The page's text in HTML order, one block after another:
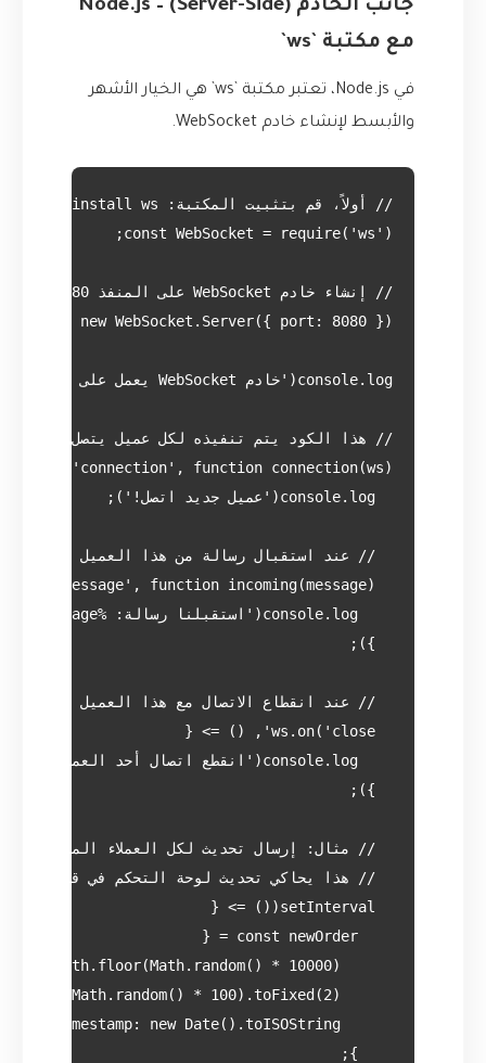
جانب الخادم (Server-Side) – Node.js
مع مكتبة `ws`
في Node.js، تعتبر مكتبة `ws` هي الخيار الأشهر
والأبسط لإنشاء خادم WebSocket.